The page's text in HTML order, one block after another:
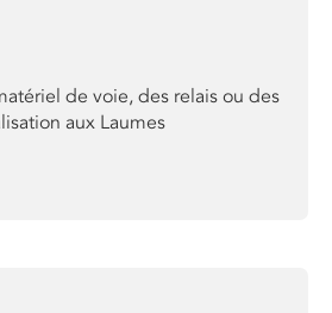
de voie, des relais ou des
aux Laumes